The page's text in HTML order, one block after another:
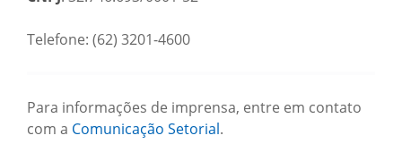
Telefone: (62) 3201-4600
Para informações de imprensa, entre em contato
com a Comunicação Setorial.